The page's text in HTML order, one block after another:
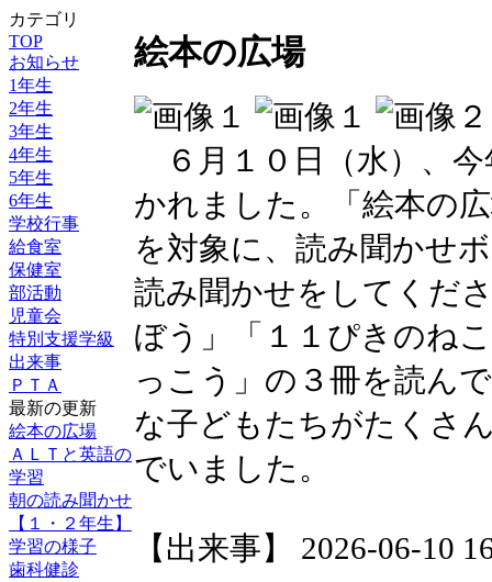
カテゴリ
TOP
お知らせ
1年生
2年生
3年生
4年生
5年生
6年生
学校行事
給食室
保健室
部活動
児童会
特別支援学級
出来事
ＰＴＡ
最新の更新
絵本の広場
ＡＬＴと英語の
学習
朝の読み聞かせ
【１・２年生】
学習の様子
歯科健診
絵本の広場
６月１０日（水）、今
かれました。「絵本の
を対象に、読み聞かせ
読み聞かせをしてくだ
ぼう」「１１ぴきのね
っこう」の３冊を読ん
な子どもたちがたくさ
でいました。
【出来事】 2026-06-10